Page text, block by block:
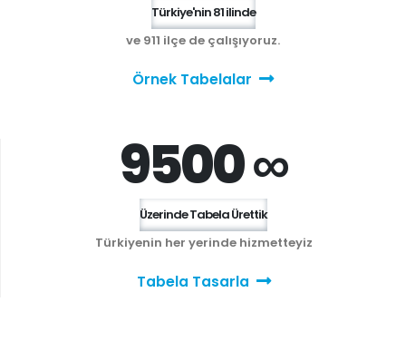
Türkiye'nin 81 ilinde
ve 911 ilçe de çalışıyoruz.
Örnek Tabelalar
9500 ∞
Üzerinde Tabela Ürettik
Türkiyenin her yerinde hizmetteyiz
Tabela Tasarla